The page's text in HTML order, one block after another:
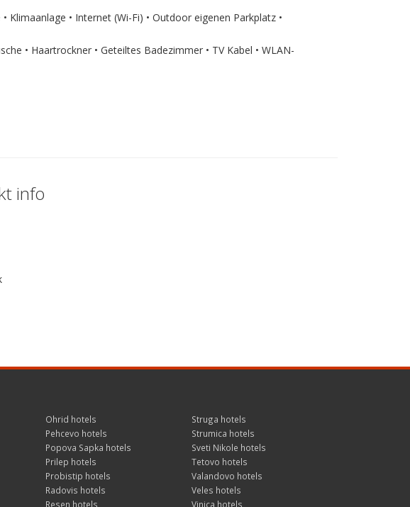
Klimaanlage • Internet (Wi-Fi) • Outdoor eigenen Parkplatz •
• Haartrockner • Geteiltes Badezimmer • TV Kabel • WLAN-
info
Ohrid hotels
Pehcevo hotels
Popova Sapka hotels
Prilep hotels
Probistip hotels
Radovis hotels
Resen hotels
Struga hotels
Strumica hotels
Sveti Nikole hotels
Tetovo hotels
Valandovo hotels
Veles hotels
Vinica hotels